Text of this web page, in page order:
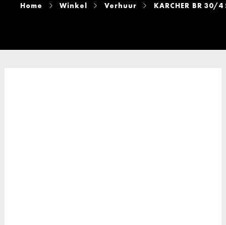
Home Winkel Verhuur KARCHER BR 30/4